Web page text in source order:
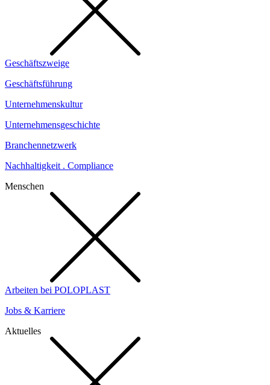
Geschäftszweige
Geschäftsführung
Unternehmenskultur
Unternehmensgeschichte
Branchennetzwerk
Nachhaltigkeit . Compliance
Menschen
Arbeiten bei POLOPLAST
Jobs & Karriere
Aktuelles